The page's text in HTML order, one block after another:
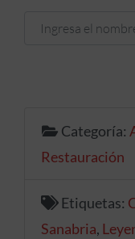
Ingresa el
Categoría:
Restauración
Etiquetas:
Sanabria,